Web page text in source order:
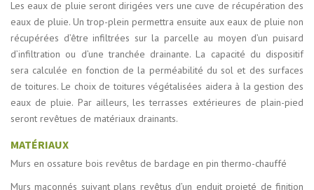
Les eaux de pluie seront dirigées vers une cuve de récupération des
eaux de pluie. Un trop-plein permettra ensuite aux eaux de pluie non
récupérées d’être infiltrées sur la parcelle au moyen d’un puisard
d’infiltration ou d’une tranchée drainante. La capacité du dispositif
sera calculée en fonction de la perméabilité du sol et des surfaces
de toitures. Le choix de toitures végétalisées aidera à la gestion des
eaux de pluie. Par ailleurs, les terrasses extérieures de plain-pied
seront revêtues de matériaux drainants.
MATÉRIAUX
Murs en ossature bois revêtus de bardage en pin thermo-chauffé
Murs maçonnés suivant plans revêtus d’un enduit projeté de finition